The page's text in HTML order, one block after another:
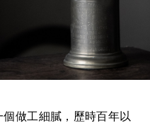
個做工細膩，歷時百年以